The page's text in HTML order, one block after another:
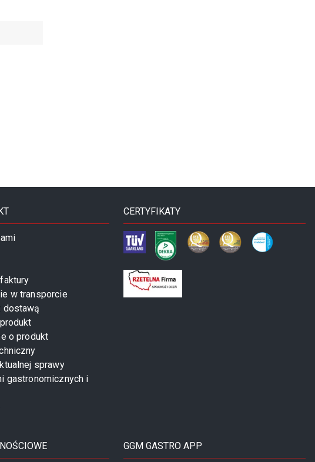
w transporcie
dostawą
o produkt
sprawy
gastronomicznych i
CERTYFIKATY
GGM GASTRO APP